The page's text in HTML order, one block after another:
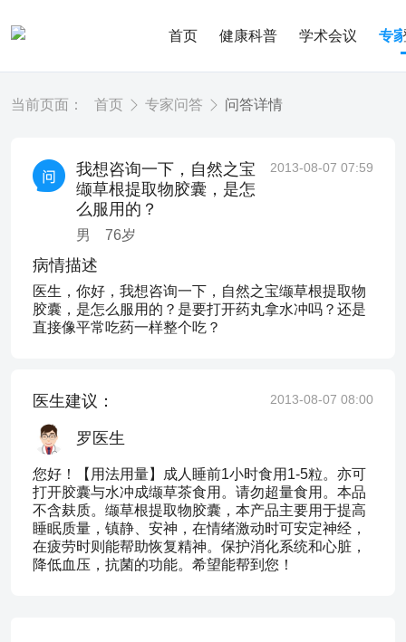
首页 健康科普 学术会议 专
当前页面： 首页 专家问答 问答详情
我想咨询一下，自然之宝
缬草根提取物胶囊，是怎
么服用的？
男 76岁
2013-08-07 07:59
病情描述
医生，你好，我想咨询一下，自然之宝缬草根提取物
胶囊，是怎么服用的？是要打开药丸拿水冲吗？还是
直接像平常吃药一样整个吃？
医生建议： 2013-08-07 08:00
罗医生
您好！【用法用量】成人睡前1小时食用1-5粒。亦可
打开胶囊与水冲成缬草茶食用。请勿超量食用。本品
不含麸质。缬草根提取物胶囊，本产品主要用于提高
睡眠质量，镇静、安神，在情绪激动时可安定神经，
在疲劳时则能帮助恢复精神。保护消化系统和心脏，
降低血压，抗菌的功能。希望能帮到您！